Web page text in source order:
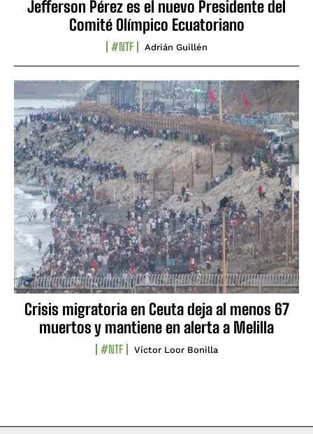
Jefferson Pérez es el nuevo Presidente del
Comité Olímpico Ecuatoriano
#NTF Adrián Guillén
Crisis migratoria en Ceuta deja al menos 67
muertos y mantiene en alerta a Melilla
#NTF Víctor Loor Bonilla